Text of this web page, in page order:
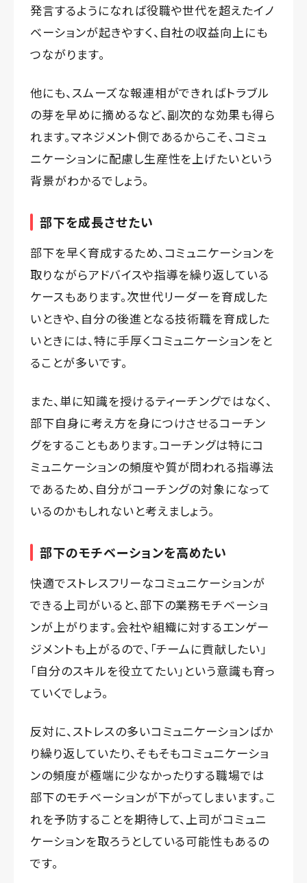
発言するようになれば役職や世代を超えたイノ
ベーションが起きやすく、自社の収益向上にも
つながります。
他にも、スムーズな報連相ができればトラブル
の芽を早めに摘めるなど、副次的な効果も得ら
れます。マネジメント側であるからこそ、コミュ
ニケーションに配慮し生産性を上げたいという
背景がわかるでしょう。
部下を成長させたい
部下を早く育成するため、コミュニケーションを
取りながらアドバイスや指導を繰り返している
ケースもあります。次世代リーダーを育成した
いときや、自分の後進となる技術職を育成した
いときには、特に手厚くコミュニケーションをと
ることが多いです。
また、単に知識を授けるティーチングではなく、
部下自身に考え方を身につけさせるコーチン
グをすることもあります。コーチングは特にコ
ミュニケーションの頻度や質が問われる指導法
であるため、自分がコーチングの対象になって
いるのかもしれないと考えましょう。
部下のモチベーションを高めたい
快適でストレスフリーなコミュニケーションが
できる上司がいると、部下の業務モチベーショ
ンが上がります。会社や組織に対するエンゲー
ジメントも上がるので、「チームに貢献したい」
「自分のスキルを役立てたい」という意識も育っ
ていくでしょう。
反対に、ストレスの多いコミュニケーションばか
り繰り返していたり、そもそもコミュニケーショ
ンの頻度が極端に少なかったりする職場では
部下のモチベーションが下がってしまいます。こ
れを予防することを期待して、上司がコミュニ
ケーションを取ろうとしている可能性もあるの
です。